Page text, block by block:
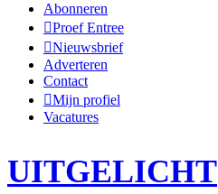
Abonneren
Proef Entree
Nieuwsbrief
Adverteren
Contact
Mijn profiel
Vacatures
UITGELICHT